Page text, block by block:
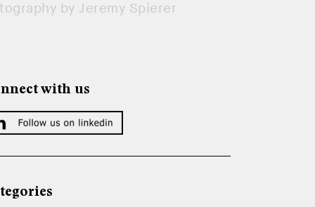
by Jeremy Spierer
with us